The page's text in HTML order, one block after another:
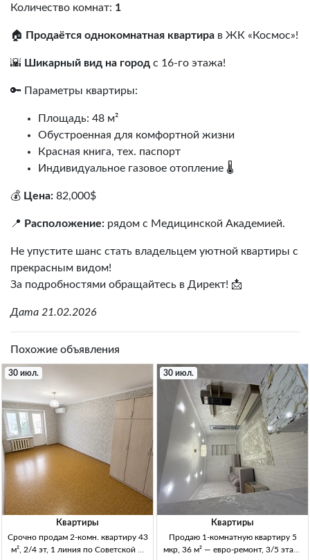
Количество комнат: 1
🏠 Продаётся однокомнатная квартира в ЖК «Космос»!
🌇 Шикарный вид на город с 16-го этажа!
🔑 Параметры квартиры:
Площадь: 48 м²
Обустроенная для комфортной жизни
Красная книга, тех. паспорт
Индивидуальное газовое отопление 🌡️
💰 Цена: 82,000$
📍 Расположение: рядом с Медицинской Академией.
Не упустите шанс стать владельцем уютной квартиры с
прекрасным видом!
За подробностями обращайтесь в Директ! 📩
Дата 21.02.2026
Похожие объявления
30 июл.
Квартиры
Срочно продам 2-комн. квартиру 43
м², 2/4 эт, 1 линия по Советской —
30 июл.
Квартиры
Продаю 1-комнатную квартиру 5
мкр, 36 м² — евро-ремонт, 3/5 этаж,